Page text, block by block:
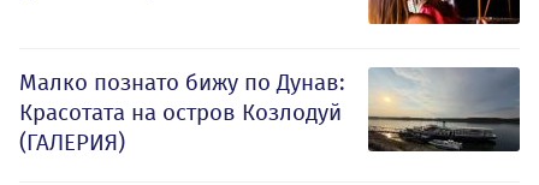
Малко познато бижу по Дунав:
Красотата на остров Козлодуй
(ГАЛЕРИЯ)